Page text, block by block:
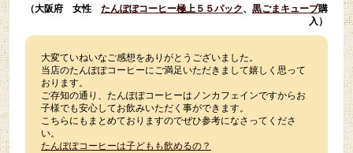
（大阪府 女性 たんぽぽコーヒー極上５５パック、 黒ごまキューブ購
入）
大変ていねいなご感想をありがとうございました。
当店のたんぽぽコーヒーにご満足いただきまして嬉しく思って
おります。
ご存知の通り、たんぽぽコーヒーはノンカフェインですからお
子様でも安心してお飲みいただく事ができます。
こちらにもまとめておりますのでぜひ参考になさってくださ
い。
たんぽぽコーヒーは子どもも飲めるの？